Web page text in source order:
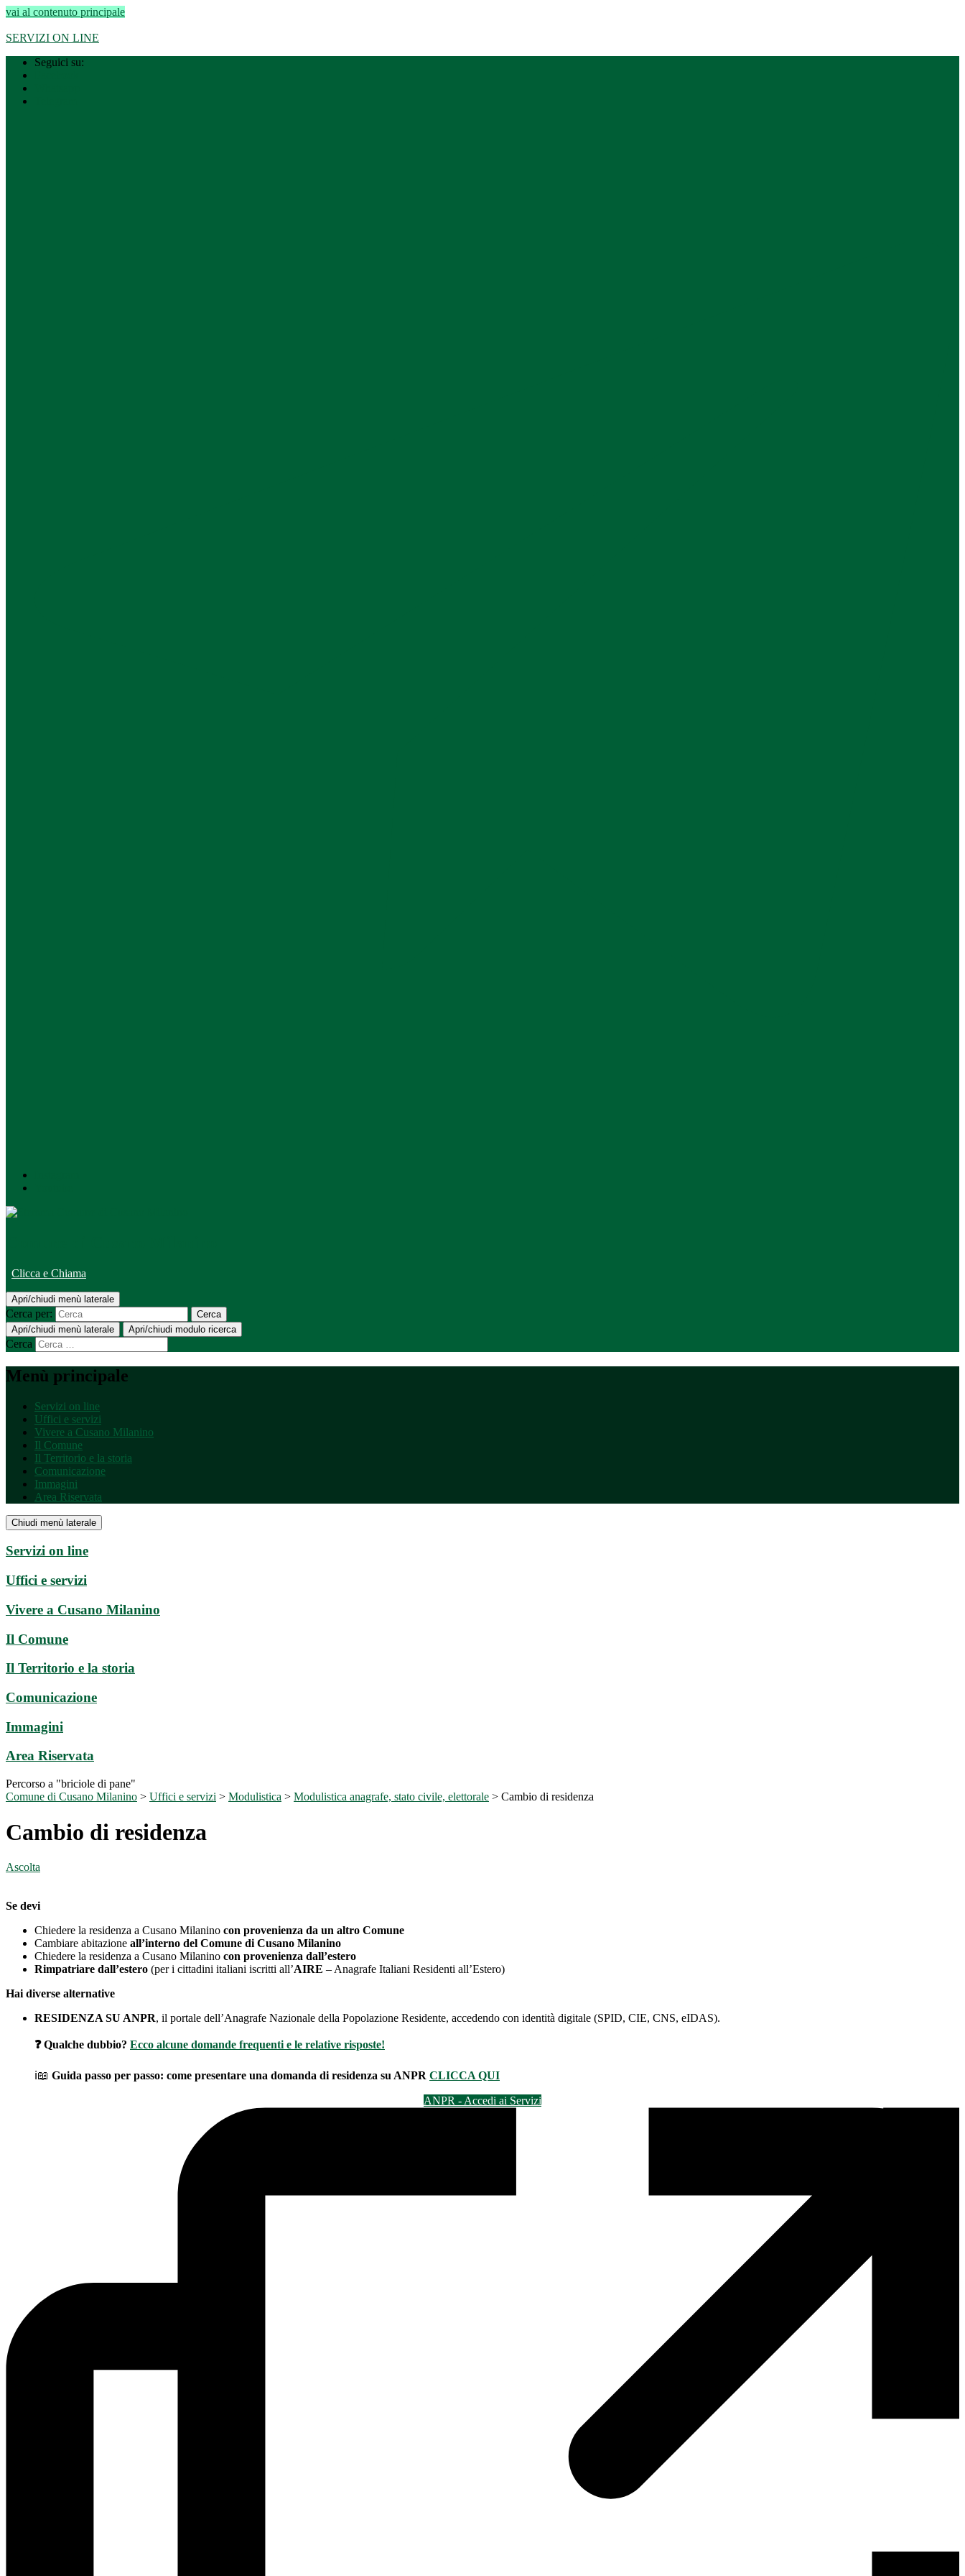
vai al contenuto principale
SERVIZI ON LINE
Seguici su:
Clicca e Chiama
Apri/chiudi menù laterale
Cerca per:
Cerca
Apri/chiudi menù laterale
Apri/chiudi modulo ricerca
Cerca
Menù principale
Servizi on line
Uffici e servizi
Vivere a Cusano Milanino
Il Comune
Il Territorio e la storia
Comunicazione
Immagini
Area Riservata
Chiudi menù laterale
Servizi on line
Uffici e servizi
Vivere a Cusano Milanino
Il Comune
Il Territorio e la storia
Comunicazione
Immagini
Area Riservata
Percorso a "briciole di pane"
Comune di Cusano Milanino > Uffici e servizi > Modulistica > Modulistica anagrafe, stato civile, elettorale > Cambio di residenza
Cambio di residenza
Ascolta
Se devi
Chiedere la residenza a Cusano Milanino con provenienza da un altro Comune
Cambiare abitazione all’interno del Comune di Cusano Milanino
Chiedere la residenza a Cusano Milanino con provenienza dall’estero
Rimpatriare dall’estero (per i cittadini italiani iscritti all’AIRE – Anagrafe Italiani Residenti all’Estero)
Hai diverse alternative
RESIDENZA SU ANPR, il portale dell’Anagrafe Nazionale della Popolazione Residente, accedendo con identità digitale (SPID, CIE, CNS, eIDAS).
❓ Qualche dubbio? Ecco alcune domande frequenti e le relative risposte!
ℹ️📖 Guida passo per passo: come presentare una domanda di residenza su ANPR CLICCA QUI
ANPR - Accedi ai Servizi